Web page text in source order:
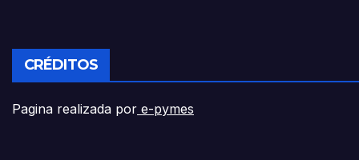
CRÉDITOS
Pagina realizada por e-pymes